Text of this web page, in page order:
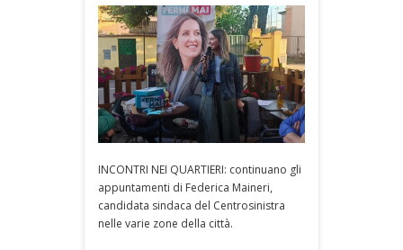
INCONTRI NEI QUARTIERI: continuano gli
appuntamenti di Federica Maineri,
candidata sindaca del Centrosinistra
nelle varie zone della città.